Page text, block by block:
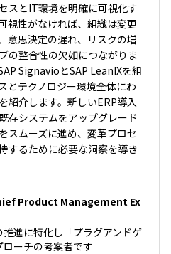
スとIT環境を明確に可視化す
視性がなければ、組織は変更
意思決定の遅れ、リスクの増
の整合性の欠如につながりま
SignavioとSAP LeanIXを組
とテクノロジー環境全体にわ
紹介します。新しいERP導入
存システムをアップグレード
スムーズに進め、変革プロセ
するために必要な洞察を導き
Product Management Ex
進に特化し「プラグアンドゲ
ローチの考案者です